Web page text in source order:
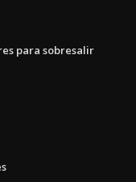
para sobresalir